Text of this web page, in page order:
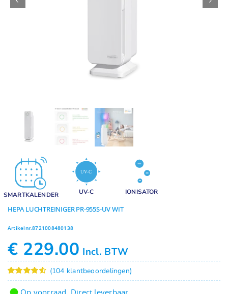
Geuren
SMARTKALENDER UV-C IONISATOR
HEPA LUCHTREINIGER PR-955S-UV WIT
Artikelnr.8721008480138
€ 229.00 Incl. BTW
Gewaardeerd
4.61op 5
104
(104 klantbeoordelingen)
Op voorraad. Direct leverbaar